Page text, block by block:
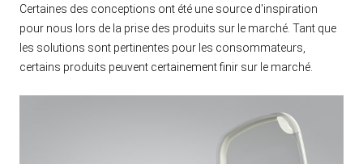
Certaines des conceptions ont été une source d'inspiration
pour nous lors de la prise des produits sur le marché. Tant que
les solutions sont pertinentes pour les consommateurs,
certains produits peuvent certainement finir sur le marché.